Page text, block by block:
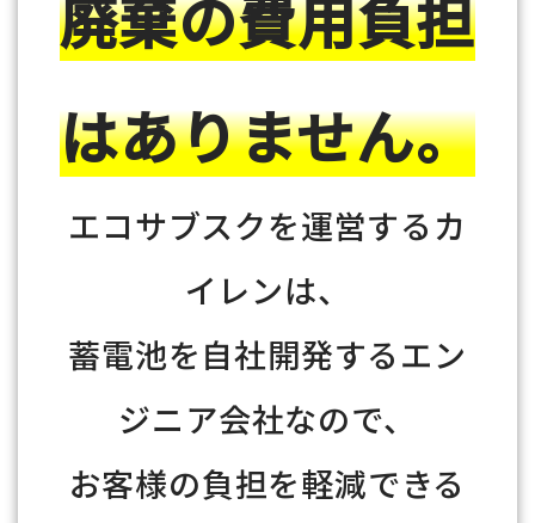
廃棄の費用負担
はありません。
エコサブスクを運営するカ
イレンは、
蓄電池を自社開発するエン
ジニア会社なので、
お客様の負担を軽減できる